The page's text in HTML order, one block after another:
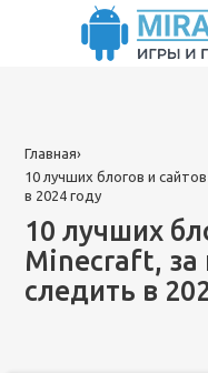
Главная›
10 лучших блогов и
в 2024 году
10 лучших
Minecraft, за
следить в